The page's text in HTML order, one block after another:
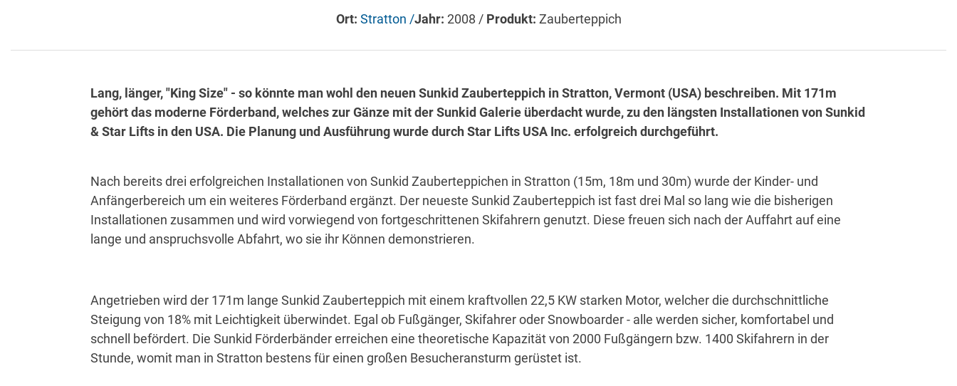
Ort: Stratton /Jahr: 2008 / Produkt: Zauberteppich
Lang, länger, "King Size" - so könnte man wohl den neuen Sunkid Zauberteppich in Stratton, Vermont (USA) beschreiben. Mit 171m
gehört das moderne Förderband, welches zur Gänze mit der Sunkid Galerie überdacht wurde, zu den längsten Installationen von Sunkid
& Star Lifts in den USA. Die Planung und Ausführung wurde durch Star Lifts USA Inc. erfolgreich durchgeführt.
Nach bereits drei erfolgreichen Installationen von Sunkid Zauberteppichen in Stratton (15m, 18m und 30m) wurde der Kinder- und
Anfängerbereich um ein weiteres Förderband ergänzt. Der neueste Sunkid Zauberteppich ist fast drei Mal so lang wie die bisherigen
Installationen zusammen und wird vorwiegend von fortgeschrittenen Skifahrern genutzt. Diese freuen sich nach der Auffahrt auf eine
lange und anspruchsvolle Abfahrt, wo sie ihr Können demonstrieren.
Angetrieben wird der 171m lange Sunkid Zauberteppich mit einem kraftvollen 22,5 KW starken Motor, welcher die durchschnittliche
Steigung von 18% mit Leichtigkeit überwindet. Egal ob Fußgänger, Skifahrer oder Snowboarder - alle werden sicher, komfortabel und
schnell befördert. Die Sunkid Förderbänder erreichen eine theoretische Kapazität von 2000 Fußgängern bzw. 1400 Skifahrern in der
Stunde, womit man in Stratton bestens für einen großen Besucheransturm gerüstet ist.